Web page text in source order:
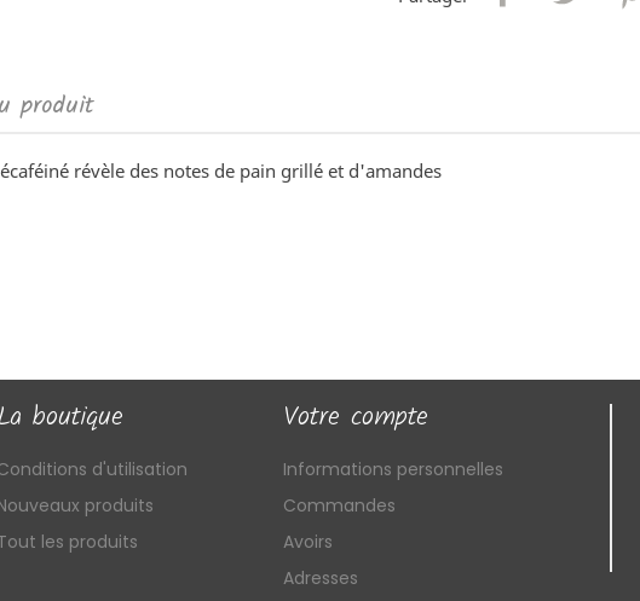
produit
révèle des notes de pain grillé et d'amandes
boutique
d'utilisation
produits
les produits
Votre compte
Informations personnelles
Commandes
Avoirs
Adresses